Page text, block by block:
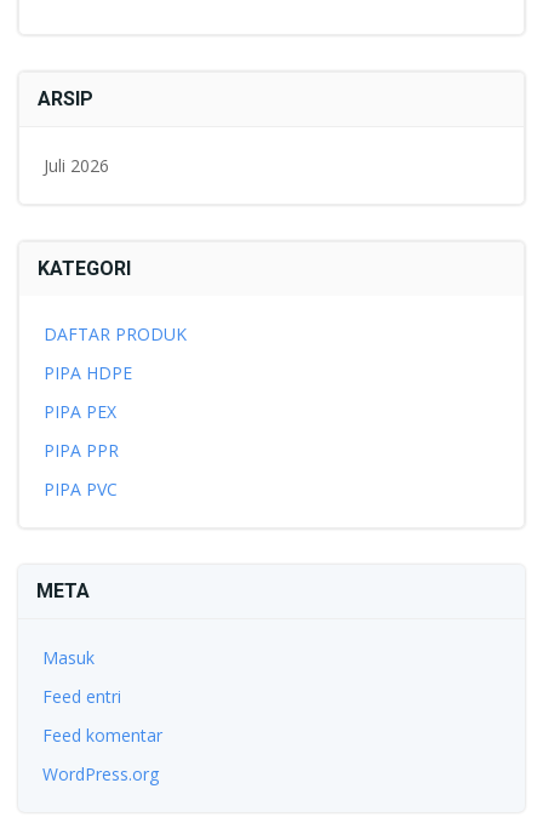
ARSIP
Juli 2026
KATEGORI
DAFTAR PRODUK
PIPA HDPE
PIPA PEX
PIPA PPR
PIPA PVC
META
Masuk
Feed entri
Feed komentar
WordPress.org